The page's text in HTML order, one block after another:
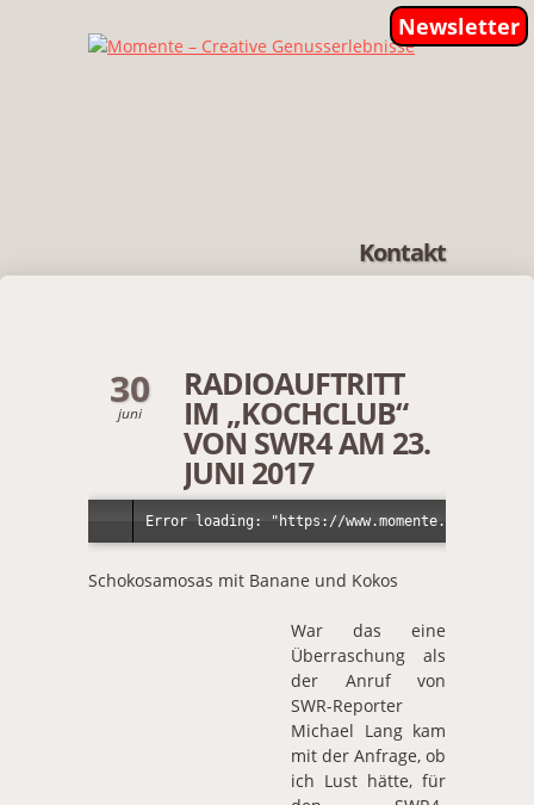
Newsletter
Kontakt
30
juni
RADIOAUFTRITT
IM „KOCHCLUB“
VON SWR4 AM 23.
JUNI 2017
Schokosamosas mit Banane und Kokos
War das eine
Überraschung als
der Anruf von
SWR-Reporter
Michael Lang kam
mit der Anfrage, ob
ich Lust hätte, für